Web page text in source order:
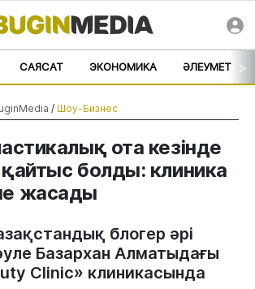
САЯСАТ ЭКОНОМИКА ӘЛЕУМЕТ >
/ Шоу-Бизнес
ота кезінде
болды: клиника
жасады
блогер әрі
Базархан Алматыдағы
Clinic» клиникасында